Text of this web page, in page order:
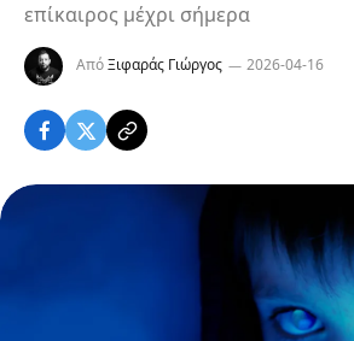
επίκαιρος μέχρι σήμερα
ΑπόΞιφαράς Γιώργος 2026-04-16